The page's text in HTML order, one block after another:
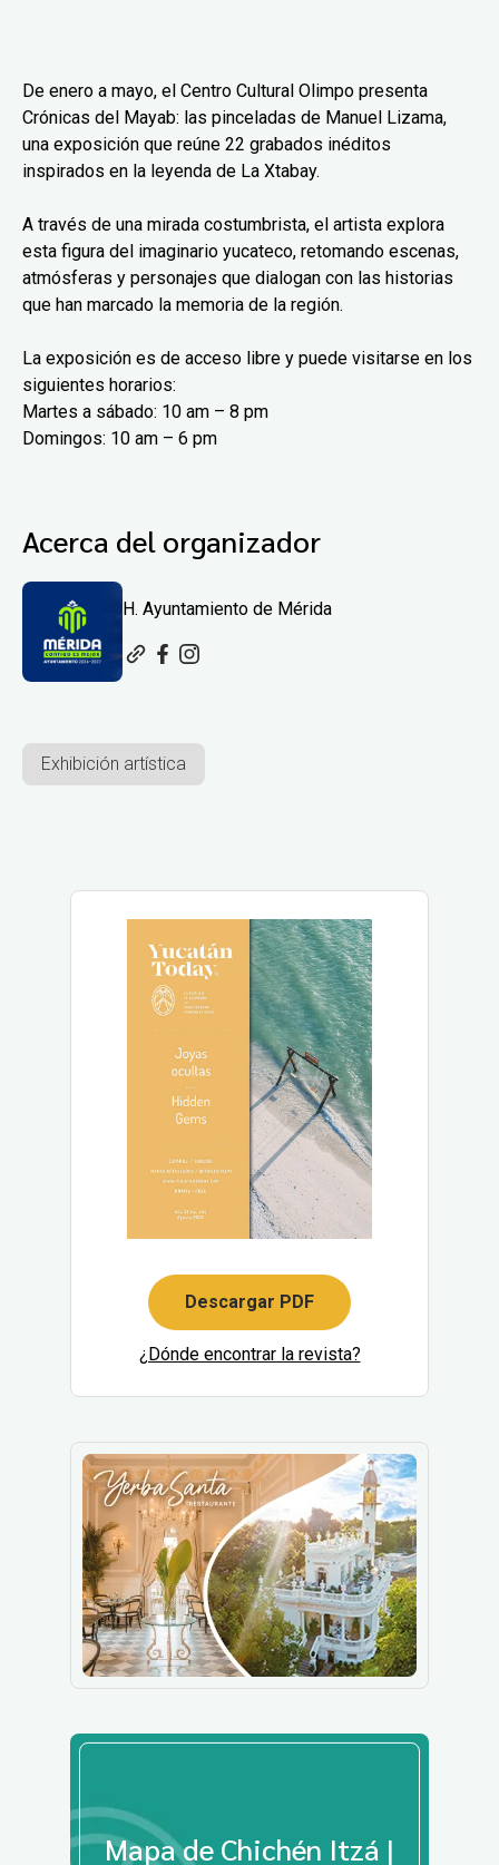
De enero a mayo, el Centro Cultural Olimpo presenta
Crónicas del Mayab: las pinceladas de Manuel Lizama,
una exposición que reúne 22 grabados inéditos
inspirados en la leyenda de La Xtabay.
A través de una mirada costumbrista, el artista explora
esta figura del imaginario yucateco, retomando escenas,
atmósferas y personajes que dialogan con las historias
que han marcado la memoria de la región.
La exposición es de acceso libre y puede visitarse en los
siguientes horarios:
Martes a sábado: 10 am – 8 pm
Domingos: 10 am – 6 pm
Acerca del organizador
H. Ayuntamiento de Mérida
Exhibición artística
Descargar PDF
¿Dónde encontrar la revista?
Mapa de Chichén Itzá |